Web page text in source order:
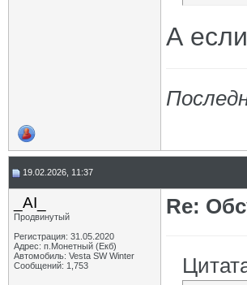
А
19.02.2026, 11:37
_AI_
Продвинутый
Регистрация: 31.05.2020
Адрес: п.Монетный (Екб)
Автомобиль: Vesta SW Winter
Сообщений: 1,753
Re: